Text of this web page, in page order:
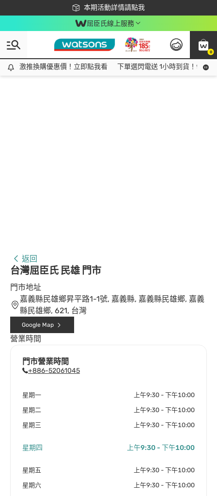
本期活動詳情請點我
下載app最高回饋$350
屈臣氏線上服務
0
激推換購優惠價！立即點我看
激推換購優惠價！立即點我看 下單選閃電送 1小時到貨！領神
返回
台灣屈臣氏 民雄 門市
門市地址
嘉義縣民雄鄉昇平路1-1號, 嘉義縣, 嘉義縣民雄鄉, 嘉義
縣民雄鄉, 621, 台灣
Google Map
營業時間
門市營業時間
+886-52061045
星期一 上午9:30 - 下午10:00
星期二 上午9:30 - 下午10:00
星期三 上午9:30 - 下午10:00
星期四 上午9:30 - 下午10:00
星期五 上午9:30 - 下午10:00
星期六 上午9:30 - 下午10:00